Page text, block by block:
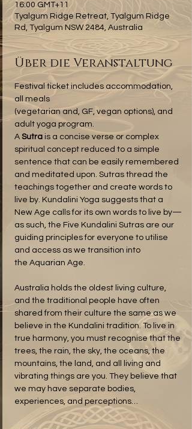
16:00 GMT+11
Tyalgum Ridge Retreat, Tyalgum Ridge
Rd, Tyalgum NSW 2484, Australia
Über die Veranstaltung
Festival ticket includes accommodation,
all meals
(vegetarian and, GF, vegan options), and
adult yoga program.
A Sutra is a concise verse or complex
spiritual concept reduced to a simple
sentence that can be easily remembered
and meditated upon. Sutras thread the
teachings together and create words to
live by. Kundalini Yoga suggests that a
New Age calls for its own words to live by—
as such, the Five Kundalini Sutras are our
guiding principles for everyone to utilise
and access as we transition into
the Aquarian Age.
Australia holds the oldest living culture,
and the traditional people have often
shared from their culture the same as we
believe in the Kundalini tradition. To live in
true harmony, you must recognise that the
trees, the rain, the sky, the oceans, the
mountains, the land, and all living and
vibrating things are you. They believe that
we may have separate bodies,
experiences, and perceptions…